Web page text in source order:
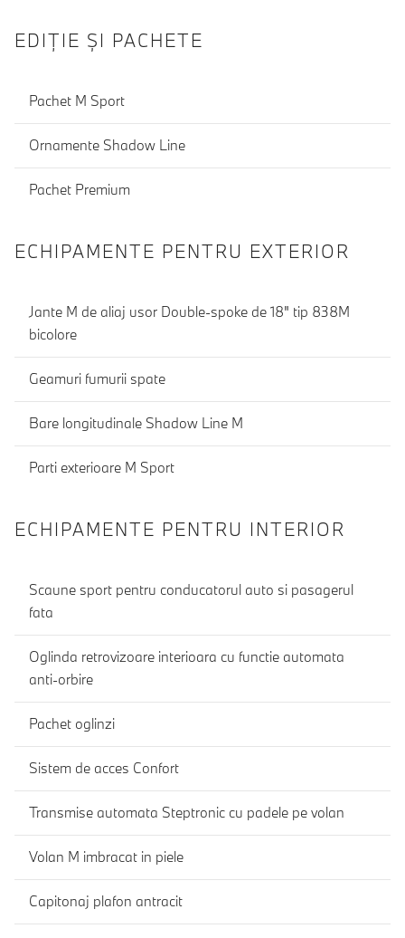
EDIŢIE ŞI PACHETE
Pachet M Sport
Ornamente Shadow Line
Pachet Premium
ECHIPAMENTE PENTRU EXTERIOR
Jante M de aliaj usor Double-spoke de 18" tip 838M
bicolore
Geamuri fumurii spate
Bare longitudinale Shadow Line M
Parti exterioare M Sport
ECHIPAMENTE PENTRU INTERIOR
Scaune sport pentru conducatorul auto si pasagerul
fata
Oglinda retrovizoare interioara cu functie automata
anti-orbire
Pachet oglinzi
Sistem de acces Confort
Transmise automata Steptronic cu padele pe volan
Volan M imbracat in piele
Capitonaj plafon antracit